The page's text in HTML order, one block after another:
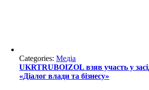
Categories:Медіа
UKRTRUBOIZOL взяв участь у
«Діалог влади та бізнесу»